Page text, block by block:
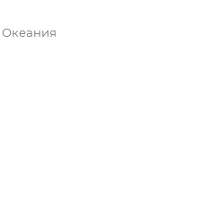
Океания